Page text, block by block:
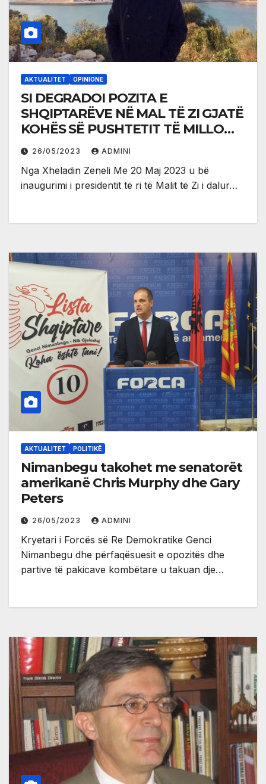
AKTUALITET OPINIONE
SI DEGRADOI POZITA E
SHQIPTARËVE NË MAL TË ZI GJATË
KOHËS SË PUSHTETIT TË MILLO
GJUKANOVIQIT?
26/05/2023 ADMINI
Nga Xheladin Zeneli Me 20 Maj 2023 u bë
inaugurimi i presidentit të ri të Malit të Zi i dalur…
AKTUALITET POLITIKË
Nimanbegu takohet me senatorët
amerikanë Chris Murphy dhe Gary
Peters
26/05/2023 ADMINI
Kryetari i Forcës së Re Demokratike Genci
Nimanbegu dhe përfaqësuesit e opozitës dhe
partive të pakicave kombëtare u takuan dje…